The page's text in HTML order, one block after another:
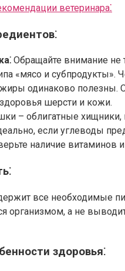
ветеринара⁚
Обращайте внимание не
«мясо и субпродукты».
одинаково полезны.
шерсти и кожи.
– облигатные
если углеводы
наличие витаминов
все необходимые
организмом, а не
здоровья⁚